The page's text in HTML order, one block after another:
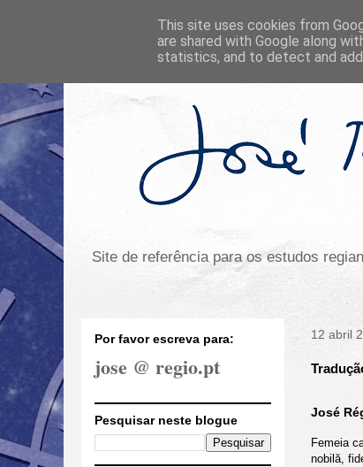
Site de referência para os estudos
12 abril
José
Femeia
nobilă,
Por favor escreva para:
jose @ regio.pt
Pesquisar neste blogue
This site uses cookies from
are shared with Google along
statistics, and to detect and